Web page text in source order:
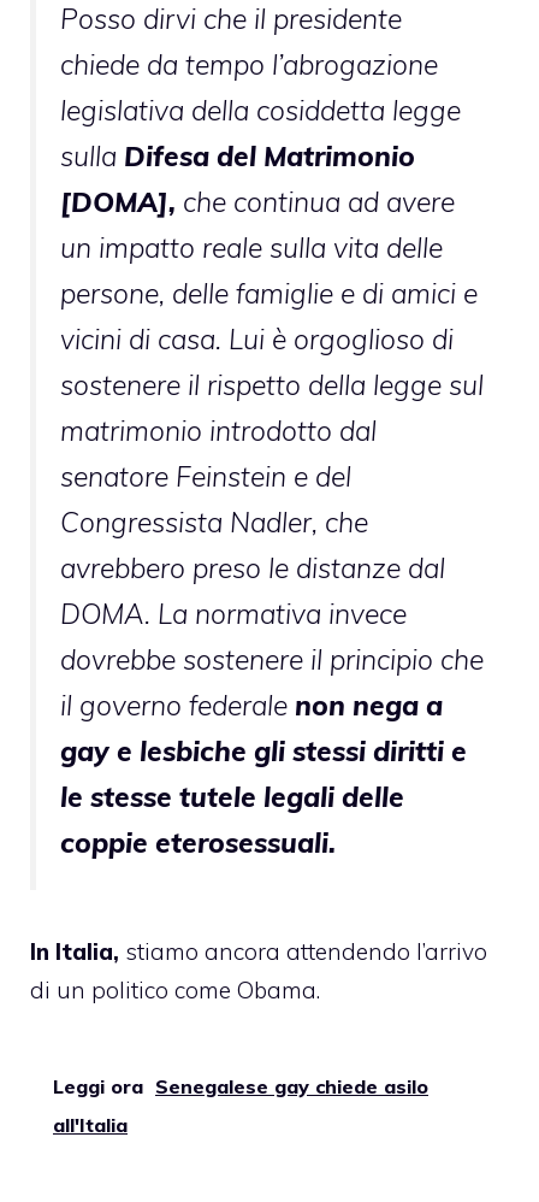
Posso dirvi che il presidente
chiede da tempo l’abrogazione
legislativa della cosiddetta legge
sulla Difesa del Matrimonio
[DOMA], che continua ad avere
un impatto reale sulla vita delle
persone, delle famiglie e di amici e
vicini di casa. Lui è orgoglioso di
sostenere il rispetto della legge sul
matrimonio introdotto dal
senatore Feinstein e del
Congressista Nadler, che
avrebbero preso le distanze dal
DOMA. La normativa invece
dovrebbe sostenere il principio che
il governo federale non nega a
gay e lesbiche gli stessi diritti e
le stesse tutele legali delle
coppie eterosessuali.
In Italia, stiamo ancora attendendo l’arrivo
di un politico come Obama.
Leggi ora Senegalese gay chiede asilo
all'Italia